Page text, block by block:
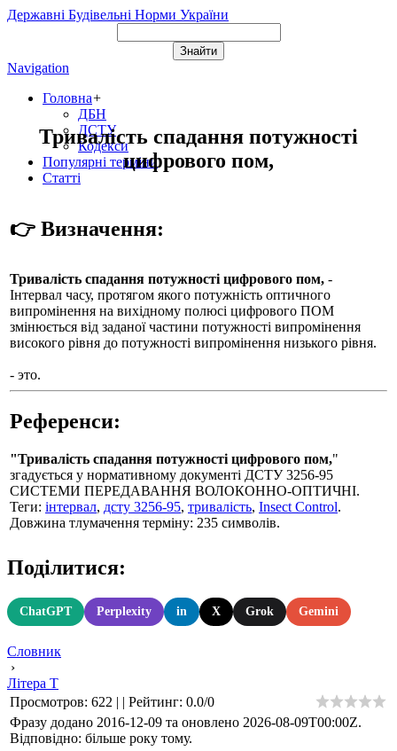
Державні Будівельні Норми України
Navigation
Головна+
ДБН
ДСТУ
Кодекси
Популярні терміни
Статті
Тривалість спадання потужності
цифрового пом,
👉 Визначення:
Тривалість спадання потужності цифрового пом, -
Інтервал часу, протягом якого потужність оптичного
випромінення на вихідному полюсі цифрового ПОМ
змінюється від заданої частини потужності випромінення
високого рівня до потужності випромінення низького рівня.
- это.
Референси:
"Тривалість спадання потужності цифрового пом,"
згадується у нормативному документі ДСТУ 3256-95
СИСТЕМИ ПЕРЕДАВАННЯ ВОЛОКОННО-ОПТИЧНI.
Теги: інтервал, дсту 3256-95, тривалість, Insect Control.
Довжина тлумачення терміну: 235 символів.
Поділитися:
ChatGPT Perplexity in X Grok Gemini
Словник
›
Літера Т
Просмотров: 622 | | Рейтинг: 0.0/0
Фразу додано 2016-12-09 та оновлено 2026-08-09T00:00Z.
Відповідно: більше року тому.